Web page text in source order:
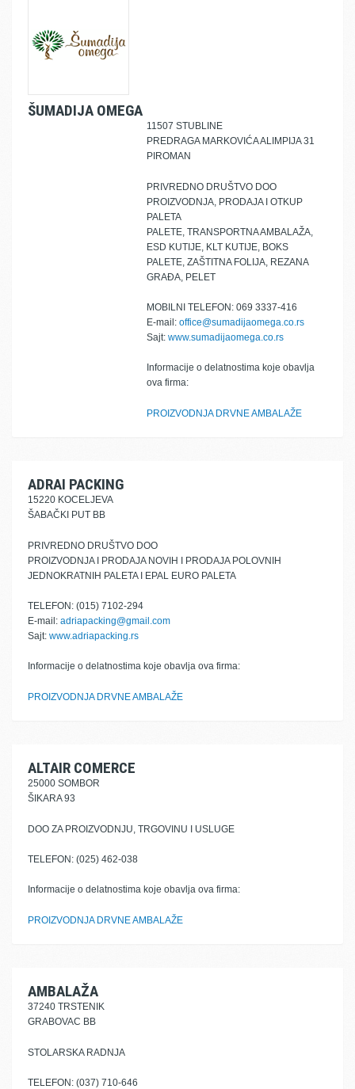
ŠUMADIJA OMEGA
11507 STUBLINE
PREDRAGA MARKOVIĆA ALIMPIJA 31
PIROMAN
PRIVREDNO DRUŠTVO DOO
PROIZVODNJA, PRODAJA I OTKUP
PALETA
PALETE, TRANSPORTNA AMBALAŽA,
ESD KUTIJE, KLT KUTIJE, BOKS
PALETE, ZAŠTITNA FOLIJA, REZANA
GRAĐA, PELET
MOBILNI TELEFON: 069 3337-416
E-mail: office@sumadijaomega.co.rs
Sajt: www.sumadijaomega.co.rs
Informacije o delatnostima koje obavlja
ova firma:
PROIZVODNJA DRVNE AMBALAŽE
ADRAI PACKING
15220 KOCELJEVA
ŠABAČKI PUT BB
PRIVREDNO DRUŠTVO DOO
PROIZVODNJA I PRODAJA NOVIH I PRODAJA POLOVNIH
JEDNOKRATNIH PALETA I EPAL EURO PALETA
TELEFON: (015) 7102-294
E-mail: adriapacking@gmail.com
Sajt: www.adriapacking.rs
Informacije o delatnostima koje obavlja ova firma:
PROIZVODNJA DRVNE AMBALAŽE
ALTAIR COMERCE
25000 SOMBOR
ŠIKARA 93
DOO ZA PROIZVODNJU, TRGOVINU I USLUGE
TELEFON: (025) 462-038
Informacije o delatnostima koje obavlja ova firma:
PROIZVODNJA DRVNE AMBALAŽE
AMBALAŽA
37240 TRSTENIK
GRABOVAC BB
STOLARSKA RADNJA
TELEFON: (037) 710-646